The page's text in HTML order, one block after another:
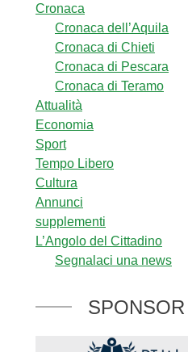
Cronaca
Cronaca dell’Aquila
Cronaca di Chieti
Cronaca di Pescara
Cronaca di Teramo
Attualità
Economia
Sport
Tempo Libero
Cultura
Annunci
supplementi
L’Angolo del Cittadino
Segnalaci una news
SPONSOR